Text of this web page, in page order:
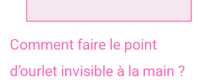
Comment faire le point
d’ourlet invisible à la main ?